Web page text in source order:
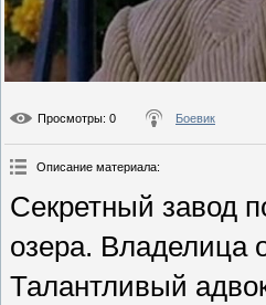
Просмотры: 0 Боевик
Описание материала:
Секретный завод
озера. Владелица
Талантливый